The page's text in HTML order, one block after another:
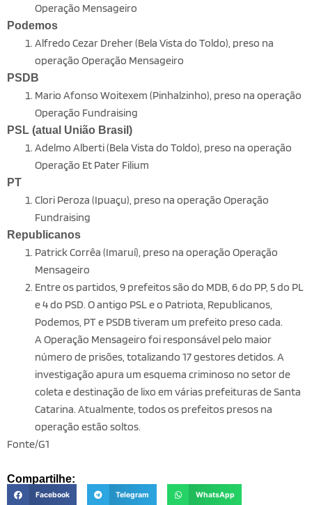
Operação Mensageiro
Podemos
Alfredo Cezar Dreher (Bela Vista do Toldo), preso na
operação Operação Mensageiro
PSDB
Mario Afonso Woitexem (Pinhalzinho), preso na operação
Operação Fundraising
PSL (atual União Brasil)
Adelmo Alberti (Bela Vista do Toldo), preso na operação
Operação Et Pater Filium
PT
Clori Peroza (Ipuaçu), preso na operação Operação
Fundraising
Republicanos
Patrick Corrêa (Imaruí), preso na operação Operação
Mensageiro
Entre os partidos, 9 prefeitos são do MDB, 6 do PP, 5 do PL
e 4 do PSD. O antigo PSL e o Patriota, Republicanos,
Podemos, PT e PSDB tiveram um prefeito preso cada.
A Operação Mensageiro foi responsável pelo maior
número de prisões, totalizando 17 gestores detidos. A
investigação apura um esquema criminoso no setor de
coleta e destinação de lixo em várias prefeituras de Santa
Catarina. Atualmente, todos os prefeitos presos na
operação estão soltos.
Fonte/G1
Compartilhe:
Facebook Telegram WhatsApp